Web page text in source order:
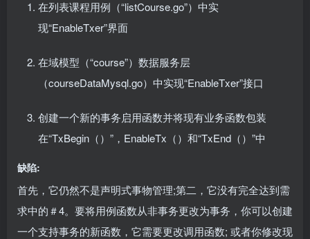
在列表课程用例（“listCourse.go”）中实
现“EnableTxer”界面
在域模型（“course”）数据服务层
（courseDataMysql.go）中实现“EnableTxer”接口
创建一个新的事务启用函数并将现有业务函数包装
在“TxBegin（）”，EnableTx（）和“TxEnd（）”中
缺陷:
首先，它仍然不是声明​​式事物管理;第二，它没有完全达到需
求中的＃4。要将用例函数从非事务更改为事务，你可以创建
一个支持事务的新函数，它需要更改调用函数; 或者你修改现